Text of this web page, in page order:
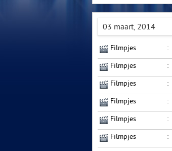
03 maart, 2014
Filmpjes :
Filmpjes :
Filmpjes :
Filmpjes :
Filmpjes :
Filmpjes :